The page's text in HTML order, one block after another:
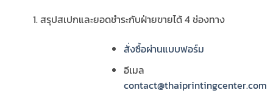
สรุปสเปกและยอดชำระกับฝ่ายขายได้ 4 ช่องทาง
สั่งซื้อผ่านแบบฟอร์ม
อีเมล
contact@thaiprintingcenter.com